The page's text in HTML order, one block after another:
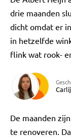
drie maanden
dicht omdat er
in hetzelfde
flink wat rook-
De maanden
te renoveren.